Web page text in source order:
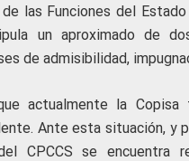
las Funciones del
un aproximado de
de admisibilidad,
actualmente la
Ante esta situación, y
CPCCS se encuentra